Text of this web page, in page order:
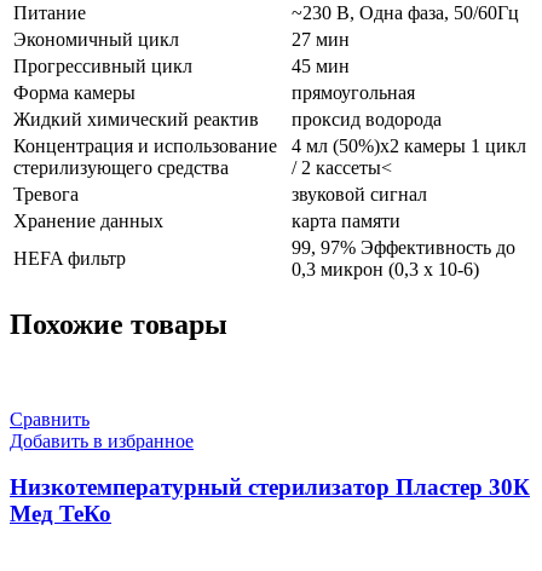
Питание
~230 В, Одна фаза, 50/60Гц
Экономичный цикл
27 мин
Прогрессивный цикл
45 мин
Форма камеры
прямоугольная
Жидкий химический реактив
проксид водорода
Концентрация и использование
стерилизующего средства
4 мл (50%)х2 камеры 1 цикл
/ 2 кассеты<
Тревога
звуковой сигнал
Хранение данных
карта памяти
HEFA фильтр
99, 97% Эффективность до
0,3 микрон (0,3 х 10-6)
Похожие товары
Сравнить
Добавить в избранное
Низкотемпературный стерилизатор Пластер 30К
Мед ТеКо